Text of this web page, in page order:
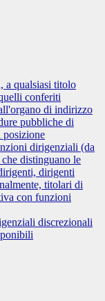
a qualsiasi titolo
conferiti
di indirizzo
pubbliche di
posizione
dirigenziali (da
distinguano le
dirigenti
titolari di
con funzioni
discrezionali